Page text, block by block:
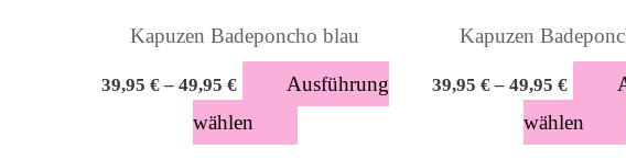
Kapuzen Badeponcho blau
39,95 €– 49,95 €
Ausführung
wählen
der
Kapuzen
39,95 €– 49,95 €
wählen